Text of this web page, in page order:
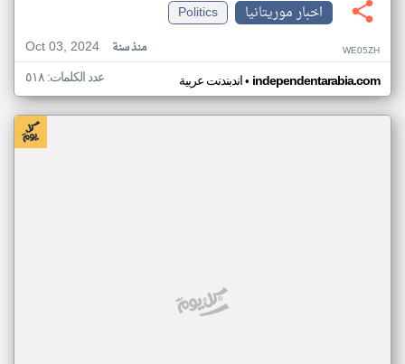
اخبار موريتانيا
Politics
Oct 03, 2024
منذ سنة WE05ZH
اندبندنت عربية• independentarabia.com عدد الكلمات: ٥١٨